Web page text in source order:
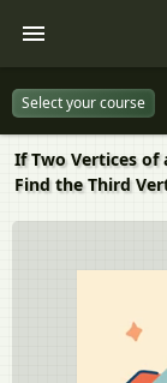
Select your course
If Two Vertices of
Find the Third